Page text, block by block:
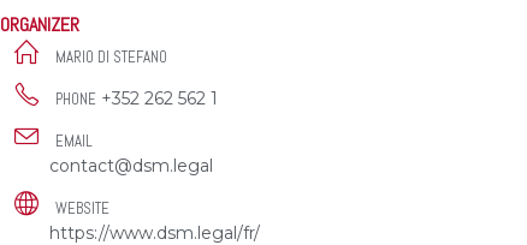
ORGANIZER
MARIO DI STEFANO
PHONE +352 262 562 1
EMAIL
contact@dsm.legal
WEBSITE
https://www.dsm.legal/fr/